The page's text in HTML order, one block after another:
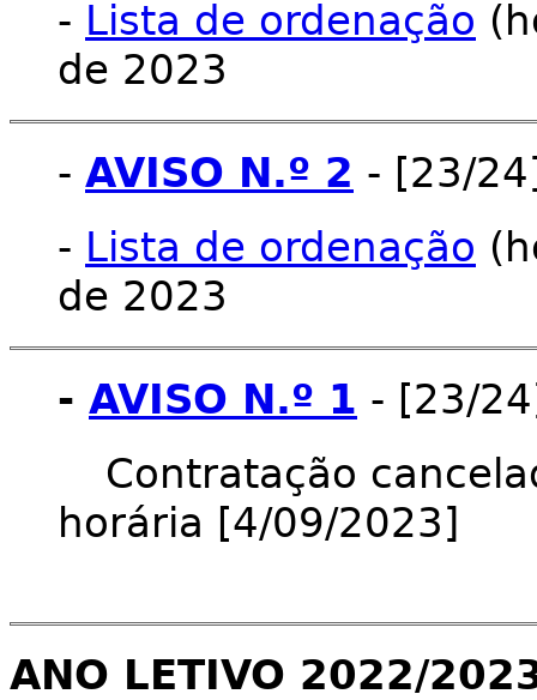
- Lista de ordenação
de 2023
- AVISO N.º 2 - [23/
- Lista de ordenação
de 2023
- AVISO N.º 1 - [23/
Contratação
horária [4/09/2023]
ANO LETIVO 2022/